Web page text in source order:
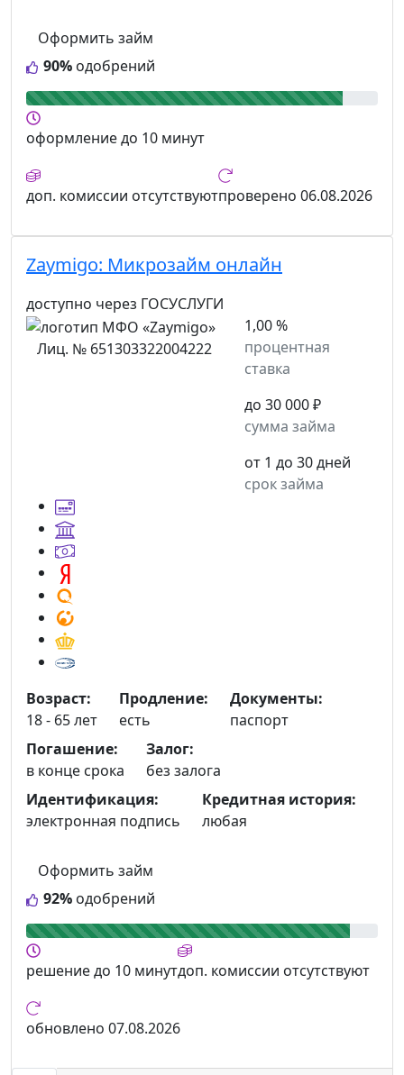
90% одобрений
Оформить займ
оформлениедо 10 минут
доп. комиссии отсутствуютпроверено 06.08.2026
Zaymigo: Микрозайм онлайн
доступно через ГОСУСЛУГИ
Лиц. № 651303322004222
1,00 %
процентная
ставка
до 30 000 ₽
сумма займа
от 1 до 30 дней
срок займа
92% одобрений
Оформить займ
Возраст:
18 - 65 лет
Продление:
есть
Документы:
паспорт
Погашение:
в конце срока
Залог:
без залога
Идентификация:
электронная подпись
Кредитная история:
любая
решениедо 10 минутдоп. комиссии отсутствуют
обновлено 07.08.2026